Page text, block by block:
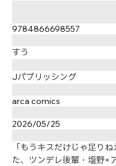
9784866698557
すう
Jパブリッシング
arca comics
2026/05/25
「もうキスだけじゃ足り
た、ツンデレ後輩・塩野×